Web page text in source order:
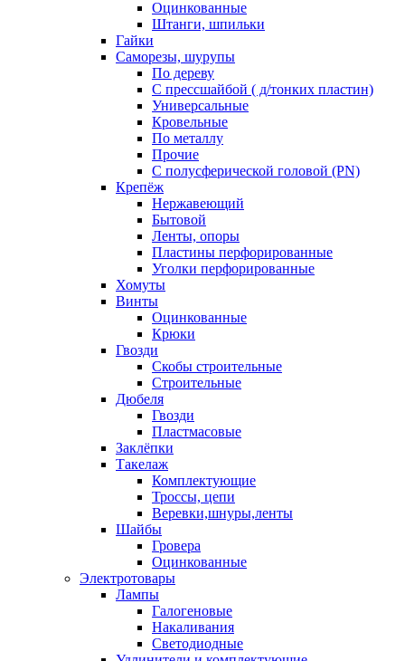
Оцинкованные
Штанги, шпильки
Гайки
Саморезы, шурупы
По дереву
С прессшайбой ( д/тонких пластин)
Универсальные
Кровельные
По металлу
Прочие
С полусферической головой (PN)
Крепёж
Нержавеющий
Бытовой
Ленты, опоры
Пластины перфорированные
Уголки перфорированные
Хомуты
Винты
Оцинкованные
Крюки
Гвозди
Скобы строительные
Строительные
Дюбеля
Гвозди
Пластмасовые
Заклёпки
Такелаж
Комплектующие
Троссы, цепи
Веревки,шнуры,ленты
Шайбы
Гровера
Оцинкованные
Электротовары
Лампы
Галогеновые
Накаливания
Светодиодные